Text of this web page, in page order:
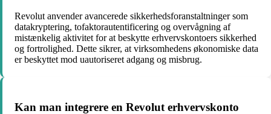
Revolut anvender avancerede sikkerhedsforanstaltninger som
datakryptering, tofaktorautentificering og overvågning af
mistænkelig aktivitet for at beskytte erhvervskontoers sikkerhed
og fortrolighed. Dette sikrer, at virksomhedens økonomiske data
er beskyttet mod uautoriseret adgang og misbrug.
Kan man integrere en Revolut erhvervskonto